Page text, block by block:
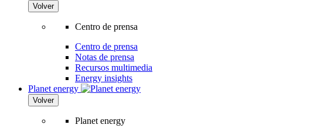
Volver
Centro de prensa
Centro de prensa
Notas de prensa
Recursos multimedia
Energy insights
Planet energy
Volver
Planet energy